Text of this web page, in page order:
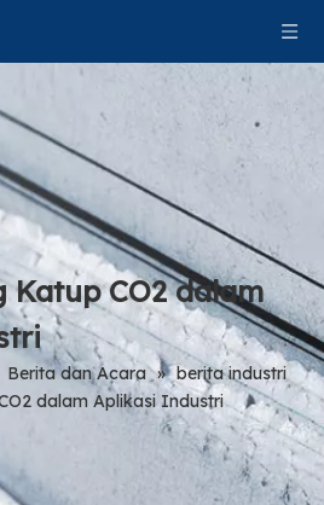
Katup CO2 dalam
Berita dan Acara » berita industri
dalam Aplikasi Industri